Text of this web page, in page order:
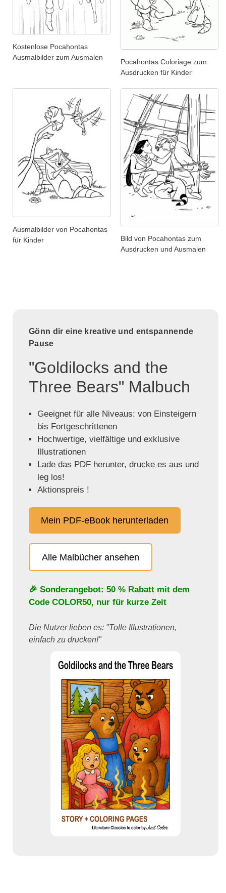
Kostenlose Pocahontas
Ausmalbilder zum Ausmalen
Pocahontas Coloriage zum
Ausdrucken für Kinder
Ausmalbilder von Pocahontas
für Kinder
Bild von Pocahontas zum
Ausdrucken und Ausmalen
Gönn dir eine kreative und entspannende
Pause
"Goldilocks and the
Three Bears" Malbuch
Geeignet für alle Niveaus: von Einsteigern
bis Fortgeschrittenen
Hochwertige, vielfältige und exklusive
Illustrationen
Lade das PDF herunter, drucke es aus und
leg los!
Aktionspreis !
Mein PDF-eBook herunterladen
Alle Malbücher ansehen
🎉 Sonderangebot: 50 % Rabatt mit dem
Code COLOR50, nur für kurze Zeit
Die Nutzer lieben es: "Tolle Illustrationen,
einfach zu drucken!"